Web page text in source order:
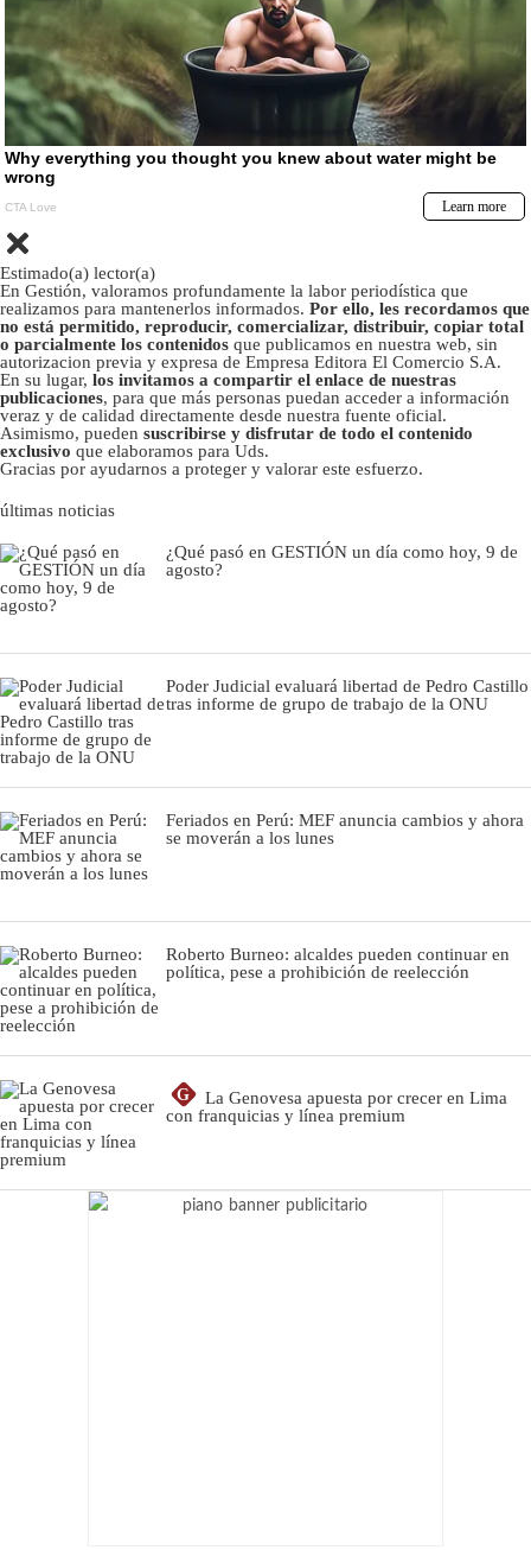
Estimado(a) lector(a)
En Gestión, valoramos profundamente la labor periodística que
realizamos para mantenerlos informados. Por ello, les recordamos que
no está permitido, reproducir, comercializar, distribuir, copiar total
o parcialmente los contenidos que publicamos en nuestra web, sin
autorizacion previa y expresa de Empresa Editora El Comercio S.A.
En su lugar, los invitamos a compartir el enlace de nuestras
publicaciones, para que más personas puedan acceder a información
veraz y de calidad directamente desde nuestra fuente oficial.
Asimismo, pueden suscribirse y disfrutar de todo el contenido
exclusivo que elaboramos para Uds.
Gracias por ayudarnos a proteger y valorar este esfuerzo.
últimas noticias
¿Qué pasó en GESTIÓN un día como hoy, 9 de
agosto?
Poder Judicial evaluará libertad de Pedro Castillo
tras informe de grupo de trabajo de la ONU
Feriados en Perú: MEF anuncia cambios y ahora
se moverán a los lunes
Roberto Burneo: alcaldes pueden continuar en
política, pese a prohibición de reelección
G
La Genovesa apuesta por crecer en Lima
con franquicias y línea premium